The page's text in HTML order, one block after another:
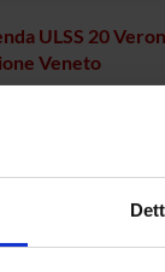
ULSS 20
Veneto